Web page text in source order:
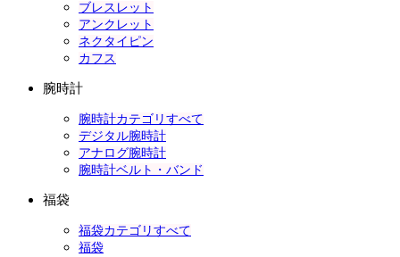
ブレスレット
アンクレット
ネクタイピン
カフス
腕時計
腕時計カテゴリすべて
デジタル腕時計
アナログ腕時計
腕時計ベルト・バンド
福袋
福袋カテゴリすべて
福袋